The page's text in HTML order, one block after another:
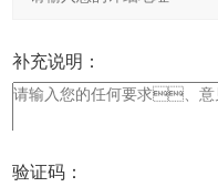
补充说明：
验证码：